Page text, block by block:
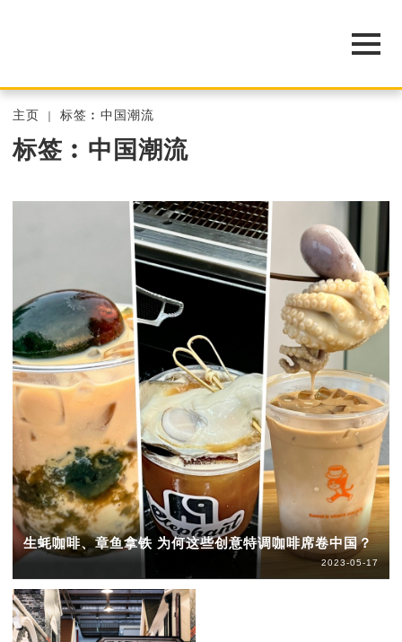
主页 标签︰中国潮流
标签︰中国潮流
生蚝咖啡、章鱼拿铁 为何这些创意特调咖啡席卷中国？
2023-05-17